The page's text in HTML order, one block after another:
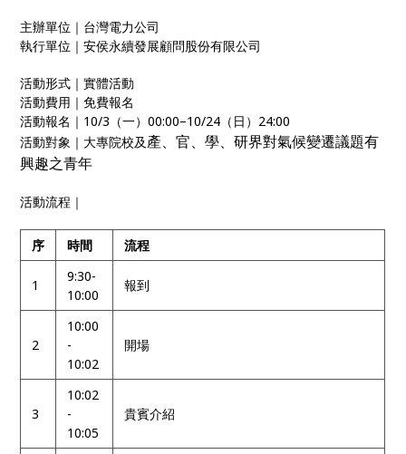
主辦單位｜台灣電力公司
執行單位｜安侯永續發展顧問股份有限公司
活動形式｜實體活動
活動費用｜免費報名
活動報名｜10/3（一）00:00–10/24（日）24:00
活動對象｜大專院校及產、官、學、研界對氣候變遷議題有
興趣之青年
活動流程｜
序 時間 流程
1
9:30-
10:00
報到
2
10:00
-
10:02
開場
3
10:02
-
10:05
貴賓介紹